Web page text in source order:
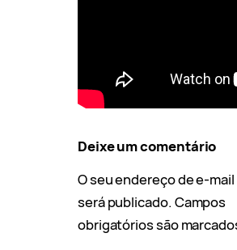
Deixe um comentário
O seu endereço de e-
será publicado. Campos
obrigatórios são